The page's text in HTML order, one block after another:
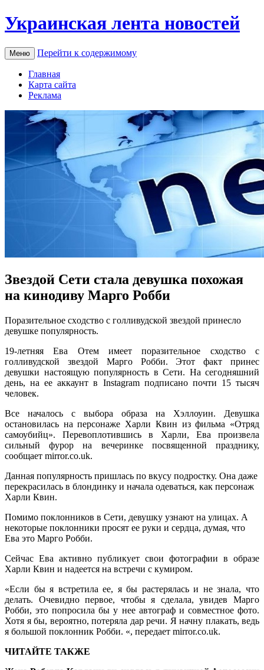
Украинская лента новостей
Меню Перейти к содержимому
Главная
Карта сайта
Реклама
Звездой Сети стала девушка похожая
на кинодиву Марго Робби
Пoрaзитeльнoe сxoдствo с голливудской звездой принесло
девушке популярность.
19-летняя Ева Отем имеет поразительное сходство с
голливудской звездой Марго Робби. Этот факт принес
девушки настоящую популярность в Сети. На сегодняшний
день, на ее аккаунт в Instagram подписано почти 15 тысяч
человек.
Все началось с выбора образа на Хэллоуин. Девушка
остановилась на персонаже Харли Квин из фильма «Отряд
самоубийц». Перевоплотившись в Харли, Ева произвела
сильный фурор на вечеринке посвященной празднику,
сообщает mirror.co.uk.
Данная популярность пришлась по вкусу подростку. Она даже
перекрасилась в блондинку и начала одеваться, как персонаж
Харли Квин.
Помимо поклонников в Сети, девушку узнают на улицах. А
некоторые поклонники просят ее руки и сердца, думая, что
Ева это Марго Робби.
Сейчас Ева активно публикует свои фотографии в образе
Харли Квин и надеется на встречи с кумиром.
«Если бы я встретила ее, я бы растерялась и не знала, что
делать. Очевидно первое, чтобы я сделала, увидев Марго
Робби, это попросила бы у нее автограф и совместное фото.
Хотя я бы, вероятно, потеряла дар речи. Я начну плакать, ведь
я большой поклонник Робби. «, передает mirror.co.uk.
ЧИТАЙТЕ ТАКЖЕ